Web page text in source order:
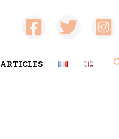
ARTICLES